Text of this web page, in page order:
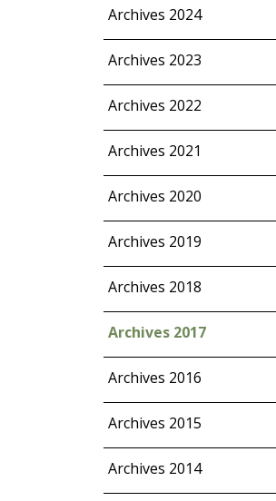
Archives 2024
Archives 2023
Archives 2022
Archives 2021
Archives 2020
Archives 2019
Archives 2018
Archives 2017
Archives 2016
Archives 2015
Archives 2014